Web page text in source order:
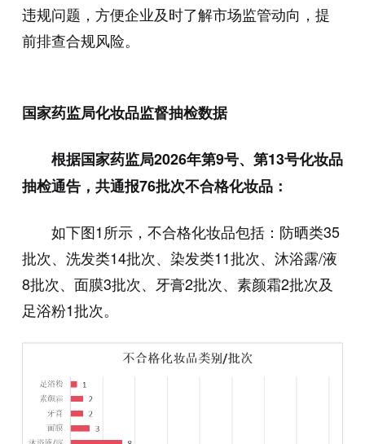
违规问题，方便企业及时了解市场监管动向，提
前排查合规风险。
国家药监局化妆品监督抽检数据
根据国家药监局2026年第9号、第13号化妆品
抽检通告，共通报76批次不合格化妆品：
如下图1所示，不合格化妆品包括：防晒类35
批次、洗发类14批次、染发类11批次、沐浴露/液
8批次、面膜3批次、牙膏2批次、素颜霜2批次及
足浴粉1批次。